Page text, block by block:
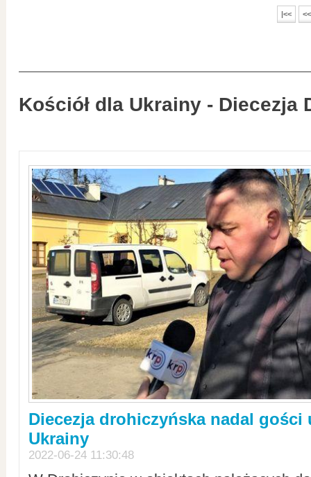
|<< <<
Kościół dla Ukrainy - Diecezja
Diecezja drohiczyńska nadal gości
Ukrainy
2022-06-24 11:30:48